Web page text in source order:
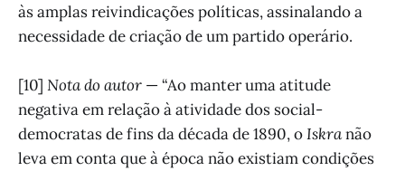
às amplas reivindicações políticas, assinalando a
necessidade de criação de um partido operário.
[10] Nota do autor — “Ao manter uma atitude
negativa em relação à atividade dos social-
democratas de fins da década de 1890, oIskranão
leva em conta que à época não existiam condições